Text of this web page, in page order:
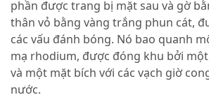
phần được trang bị mặt sau và gờ
thân vỏ bằng vàng trắng phun cát,
các vấu đánh bóng. Nó bao quanh
mạ rhodium, được đóng khu bởi
và một mặt bích với các vạch giờ
nước.